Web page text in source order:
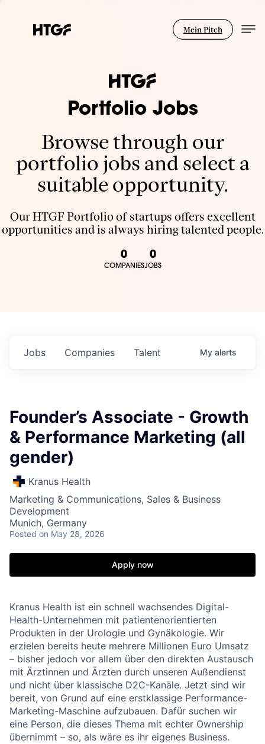
Mein Pitch
Portfolio Jobs
Browse through our
portfolio jobs and select a
suitable opportunity.
Our HTGF Portfolio of startups offers excellent
opportunities and is always hiring talented people.
0
COMPANIES
0
JOBS
Jobs Companies Talent My alerts
Founder’s Associate - Growth
& Performance Marketing (all
gender)
Kranus Health
Marketing & Communications, Sales & Business
Development
Munich, Germany
Posted on May 28, 2026
Apply now
Kranus Health ist ein schnell wachsendes Digital-
Health-Unternehmen mit patientenorientierten
Produkten in der Urologie und Gynäkologie. Wir
erzielen bereits heute mehrere Millionen Euro Umsatz
– bisher jedoch vor allem über den direkten Austausch
mit Ärztinnen und Ärzten durch unseren Außendienst
und nicht über klassische D2C-Kanäle. Jetzt sind wir
bereit, von Grund auf eine erstklassige Performance-
Marketing-Maschine aufzubauen. Dafür suchen wir
eine Person, die dieses Thema mit echter Ownership
übernimmt – so, als wäre es ihr eigenes Business.